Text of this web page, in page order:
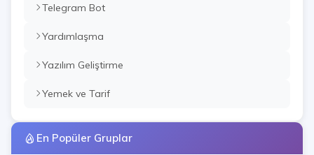
Telegram Bot
Yardımlaşma
Yazılım Geliştirme
Yemek ve Tarif
En Popüler Gruplar